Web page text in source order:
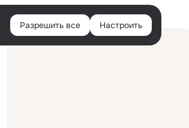
Войти
Разрешить все Настроить